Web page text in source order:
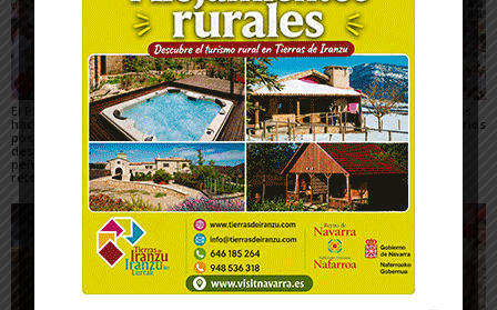
El PSN-PSOE de Tudela
hace un balance
positivo de las fiestas,
destaca el papel de las
peñas y plantea los
retos para mejorarlas
Toquero destaca la
convivencia y la caída
de los delitos en el
balance de las Fiestas
de Santa Ana 2026
Gigantes y Cabezudos
en Tudela 2026: horarios
y recorridos en las
Fiestas de Santa Ana